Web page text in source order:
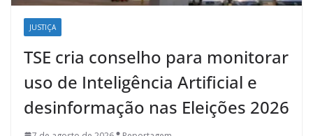
JUSTIÇA
TSE cria conselho para monitorar
uso de Inteligência Artificial e
desinformação nas Eleições 2026